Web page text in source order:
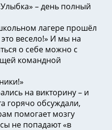
– день полный
лагере прошёл
весело!» И мы на
о себе можно с
командной
на викторину – и
горячо обсуждали,
помогает мозгу
не попадают «в